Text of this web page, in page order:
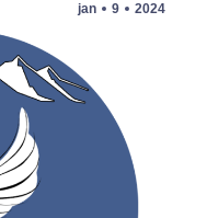
jan 9 2024